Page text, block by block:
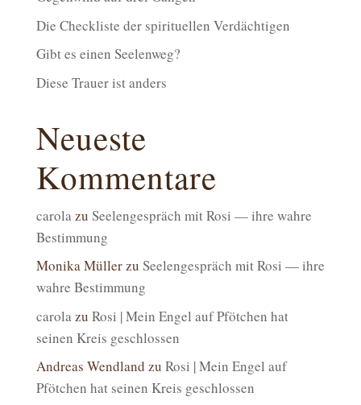
Die Checkliste der spirituellen Verdächtigen
Gibt es einen Seelenweg?
Diese Trauer ist anders
Neueste
Kommentare
carola zu Seelengespräch mit Rosi — ihre wahre
Bestimmung
Monika Müllerzu Seelengespräch mit Rosi — ihre
wahre Bestimmung
carola zu Rosi | Mein Engel auf Pfötchen hat
seinen Kreis geschlossen
Andreas Wendland zu Rosi | Mein Engel auf
Pfötchen hat seinen Kreis geschlossen